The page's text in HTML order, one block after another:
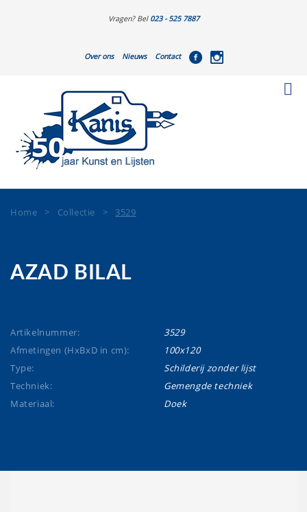
Vragen? Bel 023 - 525 7887
Over ons Nieuws Contact
Home > Collectie > 3529
AZAD BILAL
Artikelnummer:
3529
Afmetingen (HxBxD in cm):
100x120
Type:
Schilderij zonder lijst
Techniek:
Gemengde techniek
Materiaal:
Doek